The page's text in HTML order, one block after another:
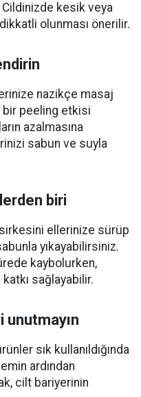
kesik veya
olunması önerilir.
nazikçe masaj
bir peeling etkisi
azalmasına
sabun ve suyla
biri
ellerinize sürüp
yıkayabilirsiniz.
kaybolurken,
sağlayabilir.
unutmayın
sık kullanıldığında
ardından
cilt bariyerinin